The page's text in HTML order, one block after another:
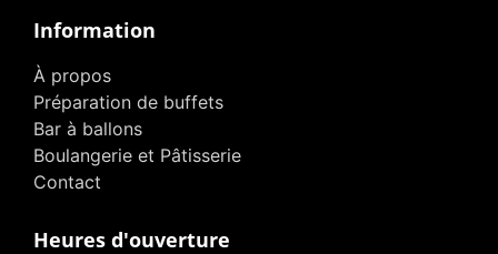
Information
À propos
Préparation de buffets
Bar à ballons
Boulangerie et Pâtisserie
Contact
Heures d'ouverture